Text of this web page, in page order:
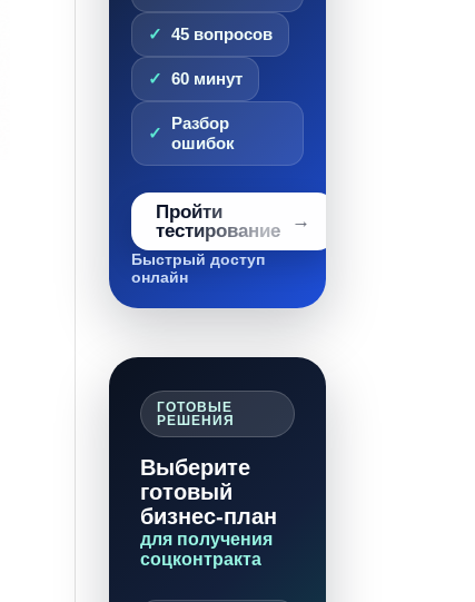
45 вопросов
60 минут
Разбор
ошибок
Пройти
тестирование
Быстрый доступ
онлайн
ГОТОВЫЕ
РЕШЕНИЯ
Выберите
готовый
бизнес-план
для получения
соцконтракта